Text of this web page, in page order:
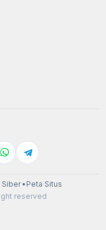
Siber• Peta Situs
reserved